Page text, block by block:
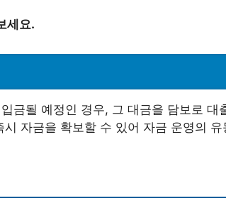
세요.
금될 예정인 경우, 그 대금을 담보로 대
자금을 확보할 수 있어 자금 운영의 유